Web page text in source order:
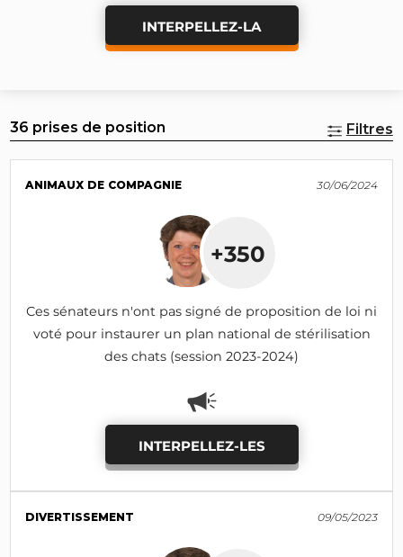
INTERPELLEZ-LA
36 prises de position Filtres
ANIMAUX DE COMPAGNIE 30/06/2024
+350
Ces sénateurs n'ont pas signé de proposition de loi ni
voté pour instaurer un plan national de stérilisation
des chats (session 2023-2024)
INTERPELLEZ-LES
DIVERTISSEMENT 09/05/2023